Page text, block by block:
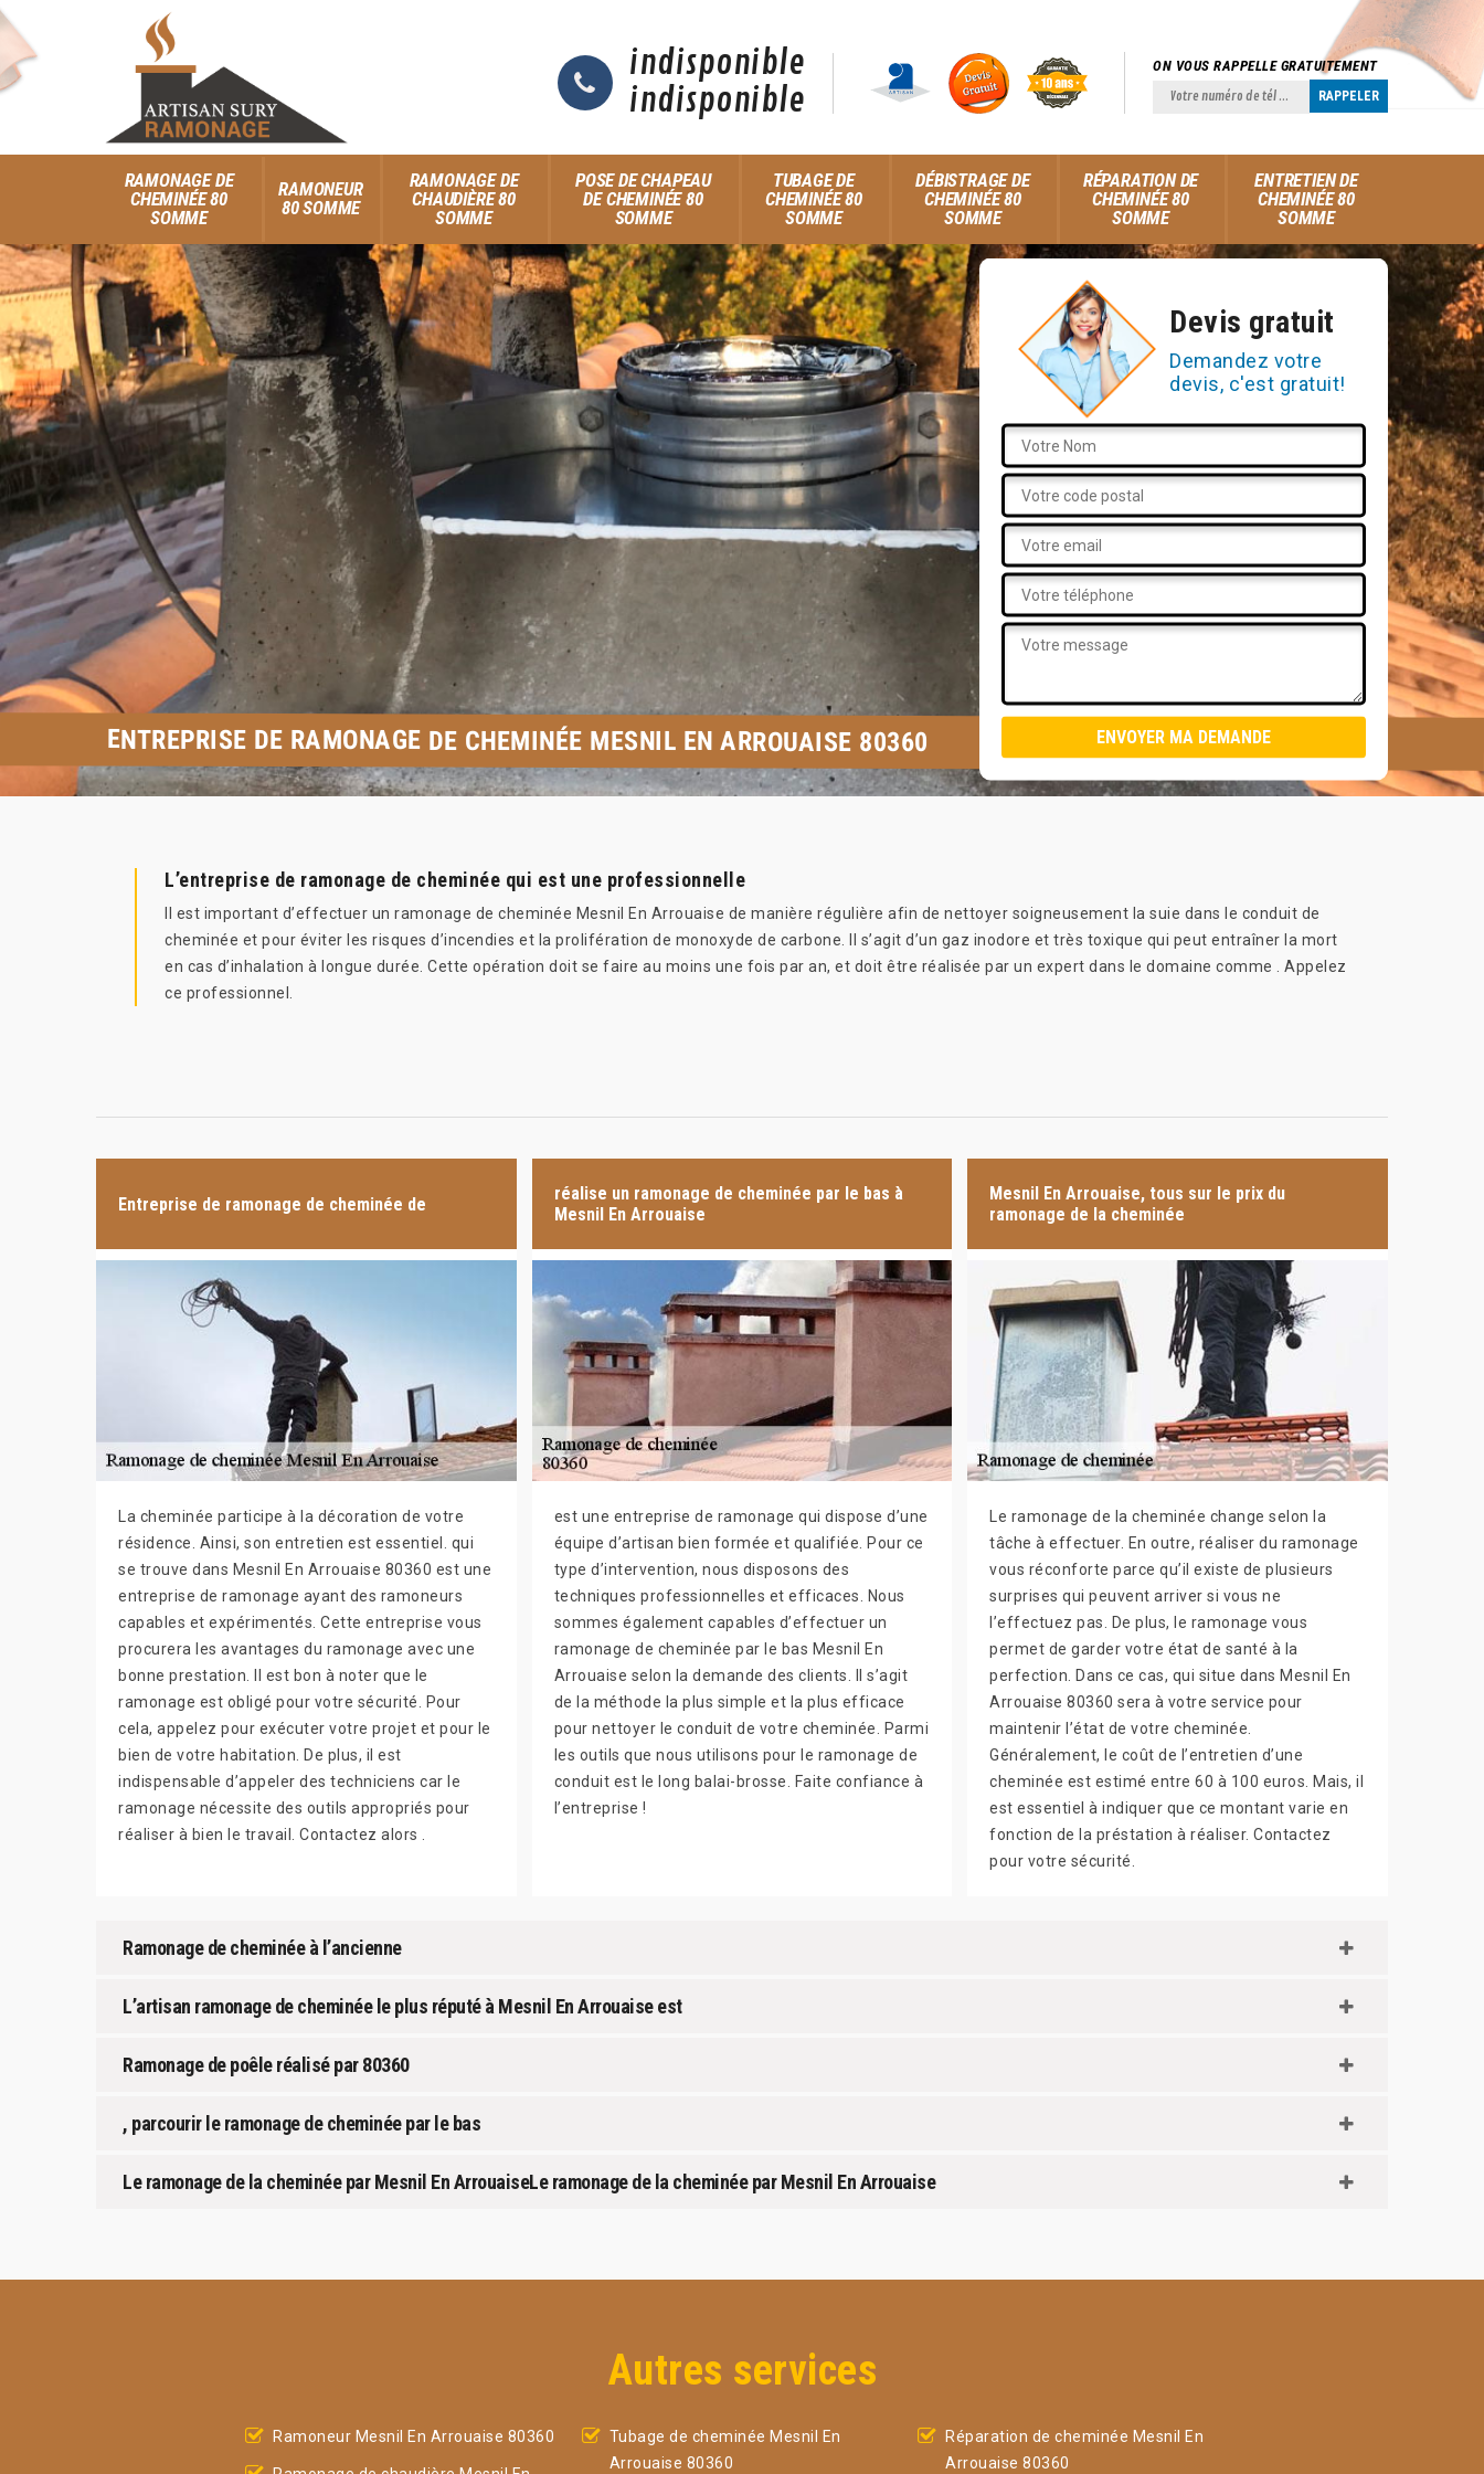
indisponible
indisponible
ON VOUS RAPPELLE GRATUITEMENT
RAMONAGE DE
CHEMINÉE 80
SOMME
RAMONEUR
80 SOMME
RAMONAGE DE
CHAUDIÈRE 80
SOMME
POSE DE CHAPEAU
DE CHEMINÉE 80
SOMME
TUBAGE DE
CHEMINÉE 80
SOMME
DÉBISTRAGE DE
CHEMINÉE 80
SOMME
RÉPARATION DE
CHEMINÉE 80
SOMME
ENTRETIEN DE
CHEMINÉE 80
SOMME
Devis gratuit
Demandez votre
devis, c'est gratuit!
ENTREPRISE DE RAMONAGE DE CHEMINÉE MESNIL EN ARROUAISE 80360
L’entreprise de ramonage de cheminée qui est une professionnelle
Il est important d’effectuer un ramonage de cheminée Mesnil En Arrouaise de manière régulière afin de nettoyer soigneusement la suie dans le conduit de
cheminée et pour éviter les risques d’incendies et la prolifération de monoxyde de carbone. Il s’agit d’un gaz inodore et très toxique qui peut entraîner la mort
en cas d’inhalation à longue durée. Cette opération doit se faire au moins une fois par an, et doit être réalisée par un expert dans le domaine comme . Appelez
ce professionnel.
Entreprise de ramonage de cheminée de
La cheminée participe à la décoration de votre
résidence. Ainsi, son entretien est essentiel. qui
se trouve dans Mesnil En Arrouaise 80360 est une
entreprise de ramonage ayant des ramoneurs
capables et expérimentés. Cette entreprise vous
procurera les avantages du ramonage avec une
bonne prestation. Il est bon à noter que le
ramonage est obligé pour votre sécurité. Pour
cela, appelez pour exécuter votre projet et pour le
bien de votre habitation. De plus, il est
indispensable d’appeler des techniciens car le
ramonage nécessite des outils appropriés pour
réaliser à bien le travail. Contactez alors .
réalise un ramonage de cheminée par le bas à
Mesnil En Arrouaise
est une entreprise de ramonage qui dispose d’une
équipe d’artisan bien formée et qualifiée. Pour ce
type d’intervention, nous disposons des
techniques professionnelles et efficaces. Nous
sommes également capables d’effectuer un
ramonage de cheminée par le bas Mesnil En
Arrouaise selon la demande des clients. Il s’agit
de la méthode la plus simple et la plus efficace
pour nettoyer le conduit de votre cheminée. Parmi
les outils que nous utilisons pour le ramonage de
conduit est le long balai-brosse. Faite confiance à
l’entreprise !
Mesnil En Arrouaise, tous sur le prix du
ramonage de la cheminée
Le ramonage de la cheminée change selon la
tâche à effectuer. En outre, réaliser du ramonage
vous réconforte parce qu’il existe de plusieurs
surprises qui peuvent arriver si vous ne
l’effectuez pas. De plus, le ramonage vous
permet de garder votre état de santé à la
perfection. Dans ce cas, qui situe dans Mesnil En
Arrouaise 80360 sera à votre service pour
maintenir l’état de votre cheminée.
Généralement, le coût de l’entretien d’une
cheminée est estimé entre 60 à 100 euros. Mais, il
est essentiel à indiquer que ce montant varie en
fonction de la préstation à réaliser. Contactez
pour votre sécurité.
Ramonage de cheminée à l’ancienne
L’artisan ramonage de cheminée le plus réputé à Mesnil En Arrouaise est
Ramonage de poêle réalisé par 80360
, parcourir le ramonage de cheminée par le bas
Le ramonage de la cheminée par Mesnil En ArrouaiseLe ramonage de la cheminée par Mesnil En Arrouaise
Autres services
Ramoneur Mesnil En Arrouaise 80360
Tubage de cheminée Mesnil En
Arrouaise 80360
Réparation de cheminée Mesnil En
Arrouaise 80360